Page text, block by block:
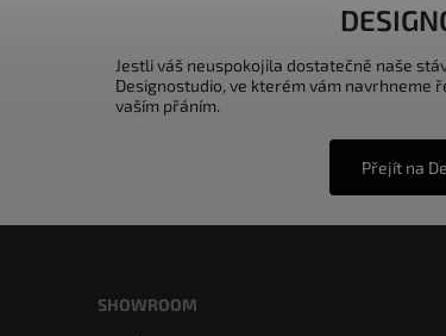
Jestli váš neuspokojila dostatečně naše
Designostudio, ve kterém vám navrhneme
vaším přáním.
Přejít na
SHOWROOM